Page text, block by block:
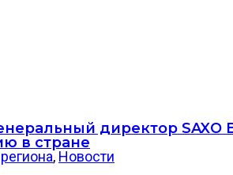
директор
в стране
, Новости